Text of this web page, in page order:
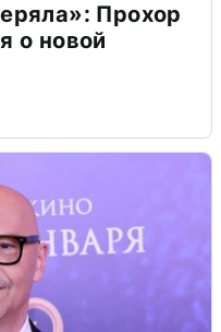
Прохор
о новой